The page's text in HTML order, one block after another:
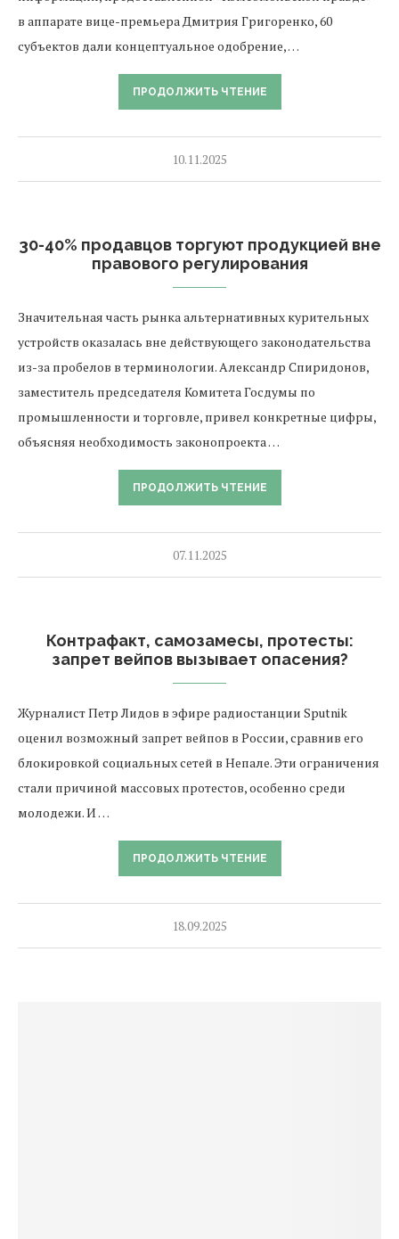
в аппарате вице-премьера Дмитрия Григоренко, 60
субъектов дали концептуальное одобрение, …
ПРОДОЛЖИТЬ ЧТЕНИЕ
10.11.2025
30-40% продавцов торгуют продукцией вне
правового регулирования
Значительная часть рынка альтернативных курительных
устройств оказалась вне действующего законодательства
из-за пробелов в терминологии. Александр Спиридонов,
заместитель председателя Комитета Госдумы по
промышленности и торговле, привел конкретные цифры,
объясняя необходимость законопроекта …
ПРОДОЛЖИТЬ ЧТЕНИЕ
07.11.2025
Контрафакт, самозамесы, протесты:
запрет вейпов вызывает опасения?
Журналист Петр Лидов в эфире радиостанции Sputnik
оценил возможный запрет вейпов в России, сравнив его
блокировкой социальных сетей в Непале. Эти ограничения
стали причиной массовых протестов, особенно среди
молодежи. И …
ПРОДОЛЖИТЬ ЧТЕНИЕ
18.09.2025